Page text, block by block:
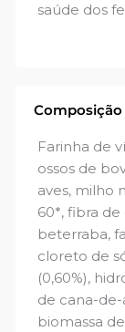
saúde dos
Composição
Farinha de
ossos de
aves, milho
60*, fibra
beterraba,
cloreto de
(0,60%),
de cana-de-
biomassa